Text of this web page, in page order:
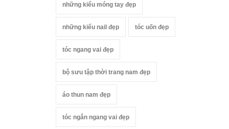
những kiểu móng tay đẹp
những kiểu nail đẹp tóc uốn đẹp
tóc ngang vai đẹp
bộ sưu tập thời trang nam đẹp
áo thun nam đẹp
tóc ngắn ngang vai đẹp